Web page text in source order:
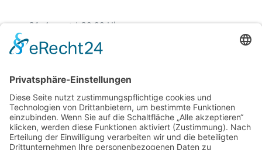
21. August | 20:00 Uhr
Der Zerbrochene Krug
29. August | 20:00 Uhr
Westpfälzer Blächbläserconsort ,,Blech Pur‘‘